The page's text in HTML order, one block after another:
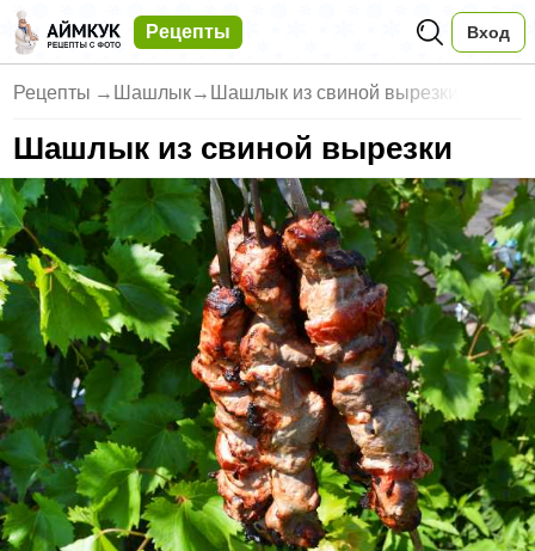
Рецепты Вход
Рецепты → Шашлык→ Шашлык из свиной вырезки
Шашлык из свиной вырезки